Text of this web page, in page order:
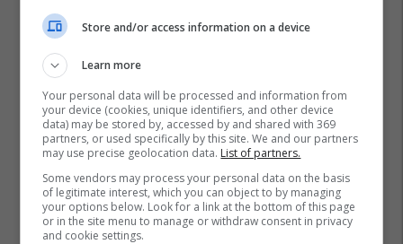
Store and/or access information on a device
Learn more
Your personal data will be processed and information from
your device (cookies, unique identifiers, and other device
data) may be stored by, accessed by and shared with 369
partners, or used specifically by this site. We and our partners
may use precise geolocation data. List of partners.
Some vendors may process your personal data on the basis
of legitimate interest, which you can object to by managing
your options below. Look for a link at the bottom of this page
or in the site menu to manage or withdraw consent in privacy
and cookie settings.